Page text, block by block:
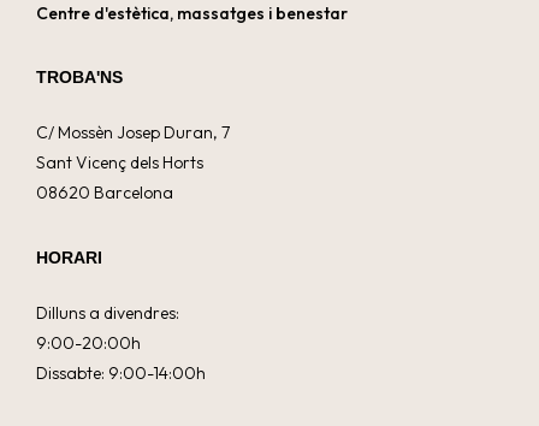
Centre d'estètica, massatges i benestar
TROBA'NS
C/ Mossèn Josep Duran, 7
Sant Vicenç dels Horts
08620 Barcelona
HORARI
Dilluns a divendres:
9:00-20:00h
Dissabte: 9:00-14:00h